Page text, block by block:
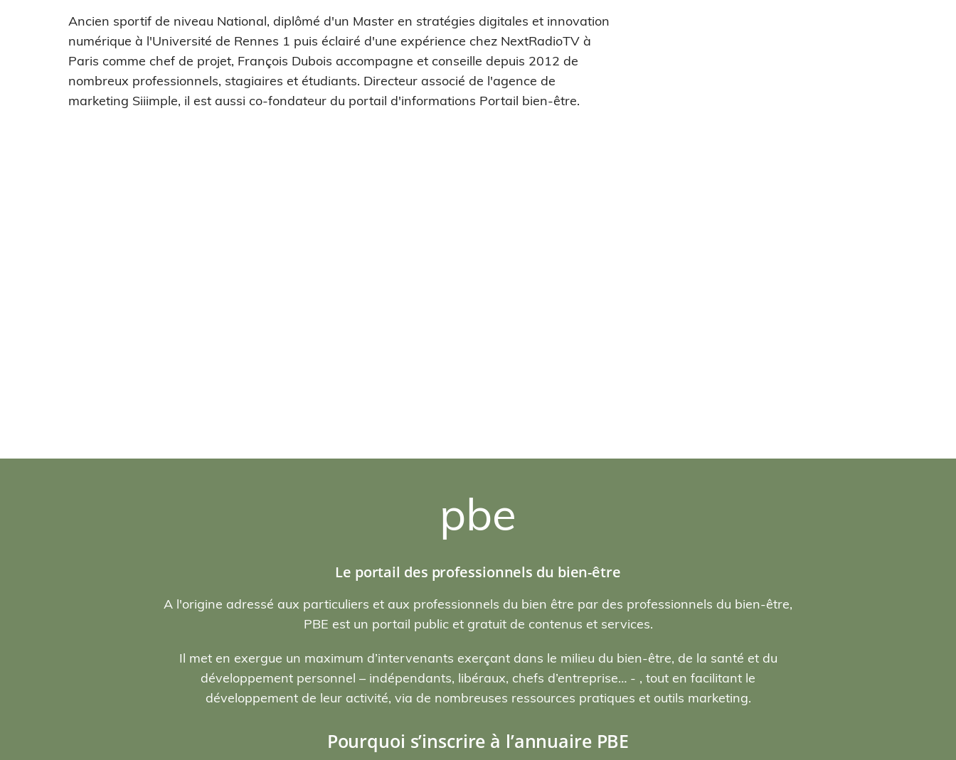
Ancien sportif de niveau National, diplômé d'un Master en stratégies digitales et innovation
numérique à l'Université de Rennes 1 puis éclairé d'une expérience chez NextRadioTV à
Paris comme chef de projet, François Dubois accompagne et conseille depuis 2012 de
nombreux professionnels, stagiaires et étudiants. Directeur associé de l'agence de
marketing Siiimple, il est aussi co-fondateur du portail d'informations Portail bien-être.
pbe
Le portail des professionnels du bien-être
A l'origine adressé aux particuliers et aux professionnels du bien être par des professionnels du bien-être,
PBE est un portail public et gratuit de contenus et services.
Il met en exergue un maximum d’intervenants exerçant dans le milieu du bien-être, de la santé et du
développement personnel – indépendants, libéraux, chefs d’entreprise… - , tout en facilitant le
développement de leur activité, via de nombreuses ressources pratiques et outils marketing.
Pourquoi s’inscrire à l’annuaire PBE